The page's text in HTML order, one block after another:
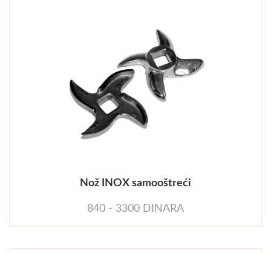
Nož INOX samooštreći
840 - 3300 DINARA